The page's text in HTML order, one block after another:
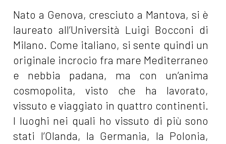
Nato a Genova, cresciuto a Mantova, si è
laureato all’Università Luigi Bocconi di
Milano. Come italiano, si sente quindi un
originale incrocio fra mare Mediterraneo
e nebbia padana, ma con un’anima
cosmopolita, visto che ha lavorato,
vissuto e viaggiato in quattro continenti.
I luoghi nei quali ho vissuto di più sono
stati l’Olanda, la Germania, la Polonia,